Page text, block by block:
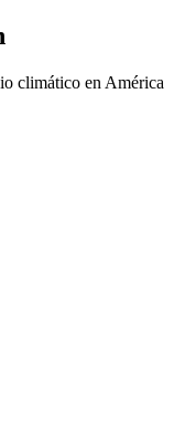
climático en América